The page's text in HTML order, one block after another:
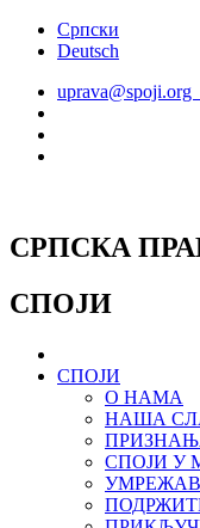
СкочитеСрпски
Deutsch
uprava@spoji.org
СРПСКА
СПОЈИ
СПОЈИ
О НАМА
НАША
СПОЈИ У